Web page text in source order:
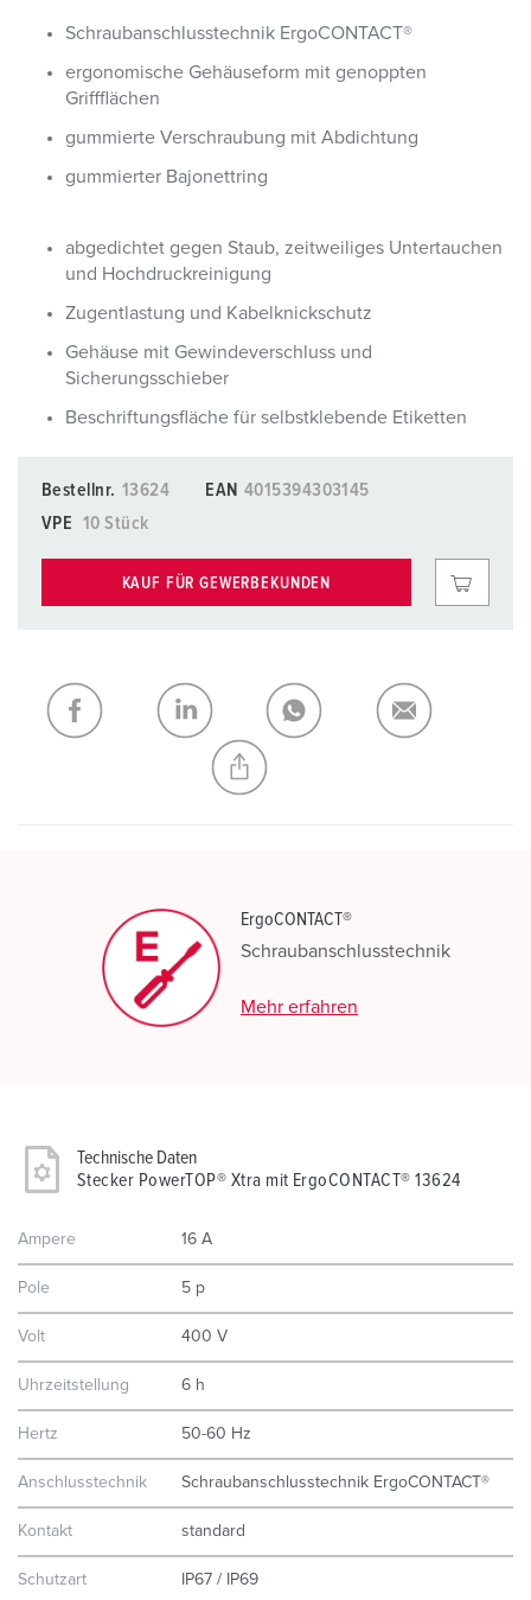
Schraubanschlusstechnik ErgoCONTACT®
ergonomische Gehäuseform mit genoppten
Griffflächen
gummierte Verschraubung mit Abdichtung
gummierter Bajonettring
abgedichtet gegen Staub, zeitweiliges Untertauchen
und Hochdruckreinigung
Zugentlastung und Kabelknickschutz
Gehäuse mit Gewindeverschluss und
Sicherungsschieber
Beschriftungsfläche für selbstklebende Etiketten
Bestellnr. 13624 EAN 4015394303145
VPE
10 Stück
KAUF FÜR GEWERBEKUNDEN
ErgoCONTACT®
Schraubanschlusstechnik
Mehr erfahren
Technische Daten
Stecker PowerTOP® Xtra mit ErgoCONTACT® 13624
Ampere 16 A
Pole 5 p
Volt 400 V
Uhrzeitstellung 6 h
Hertz 50-60 Hz
Anschlusstechnik Schraubanschlusstechnik ErgoCONTACT®
Kontakt standard
Schutzart IP67 / IP69